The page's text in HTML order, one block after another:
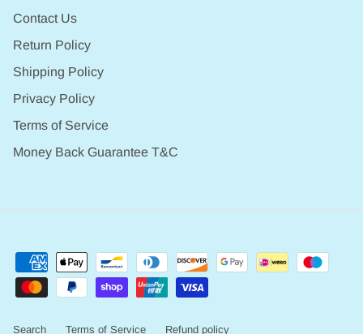
Contact Us
Return Policy
Shipping Policy
Privacy Policy
Terms of Service
Money Back Guarantee T&C
Search Terms of Service Refund policy